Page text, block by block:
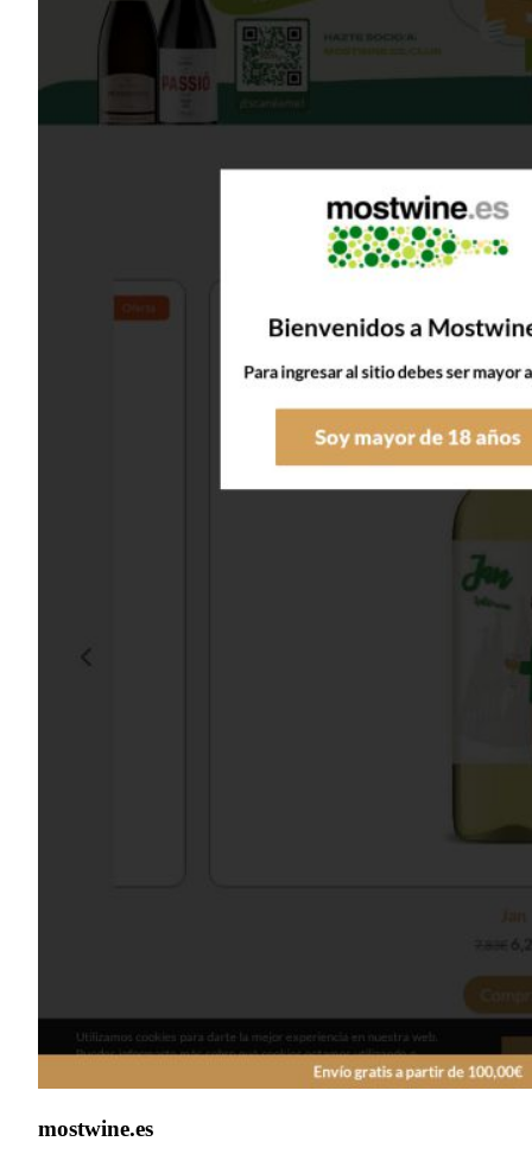
mostwine.es